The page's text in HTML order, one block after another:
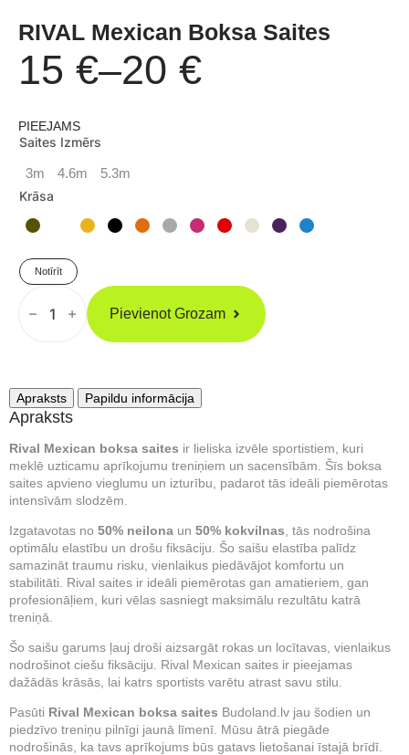
RIVAL Mexican Boksa Saites
15 €–20 €
Price
range:
15 €
through
20 €
PIEEJAMS
Saites Izmērs
3m
4.6m
5.3m
Krāsa
Notīrīt
Boksa
Pievienot Grozam
Apraksts Papildu informācija
Apraksts
Rival Mexican boksa saites ir lieliska izvēle sportistiem, kuri
meklē uzticamu aprīkojumu treniņiem un sacensībām. Šīs boksa
saites apvieno vieglumu un izturību, padarot tās ideāli piemērotas
intensīvām slodzēm.
Izgatavotas no 50% neilona un 50% kokvilnas , tās nodrošina
optimālu elastību un drošu fiksāciju. Šo saišu elastība palīdz
samazināt traumu risku, vienlaikus piedāvājot komfortu un
stabilitāti. Rival saites ir ideāli piemērotas gan amatieriem, gan
profesionāļiem, kuri vēlas sasniegt maksimālu rezultātu katrā
treniņā.
Šo saišu garums ļauj droši aizsargāt rokas un locītavas, vienlaikus
nodrošinot ciešu fiksāciju. Rival Mexican saites ir pieejamas
dažādās krāsās, lai katrs sportists varētu atrast savu stilu.
Pasūti Rival Mexican boksa saites Budoland.lv jau šodien un
piedzīvo treniņu pilnīgi jaunā līmenī. Mūsu ātrā piegāde
nodrošinās, ka tavs aprīkojums būs gatavs lietošanai īstajā brīdī.